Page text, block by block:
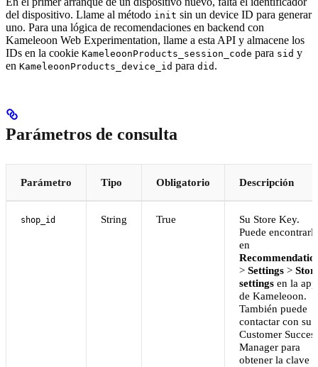
del dispositivo. Llame al método init sin un device ID para generar
uno. Para una lógica de recomendaciones en backend con
Kameleoon Web Experimentation, llame a esta API y almacene los
IDs en la cookie KameleoonProducts_session_code para sid y
en KameleoonProducts_device_id para did .
Parámetros de consulta
Parámetro Tipo Obligatorio Descripción
shop_id String True
Su Store Key.
Puede encontrarla
en
> Settings >
settings en la app
de Kameleoon.
También puede
contactar con su
Customer
Manager para
obtener la clave